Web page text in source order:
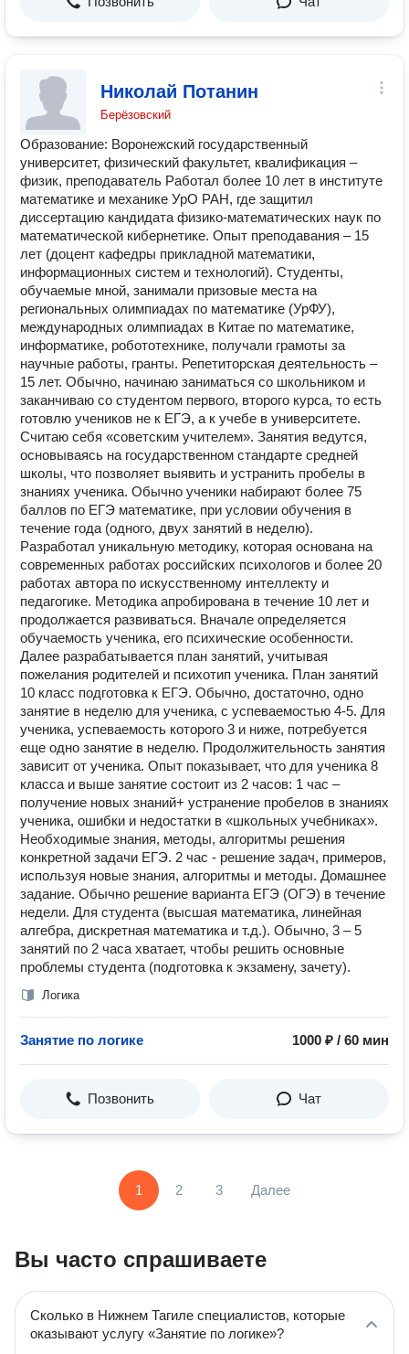
Николай Потанин
Берёзовский
Образование: Воронежский государственный
университет, физический факультет, квалификация –
физик, преподаватель Работал более 10 лет в институте
математике и механике УрО РАН, где защитил
диссертацию кандидата физико-математических наук по
математической кибернетике. Опыт преподавания – 15
лет (доцент кафедры прикладной математики,
информационных систем и технологий). Студенты,
обучаемые мной, занимали призовые места на
региональных олимпиадах по математике (УрФУ),
международных олимпиадах в Китае по математике,
информатике, робототехнике, получали грамоты за
научные работы, гранты. Репетиторская деятельность –
15 лет. Обычно, начинаю заниматься со школьником и
заканчиваю со студентом первого, второго курса, то есть
готовлю учеников не к ЕГЭ, а к учебе в университете.
Считаю себя «советским учителем». Занятия ведутся,
основываясь на государственном стандарте средней
школы, что позволяет выявить и устранить пробелы в
знаниях ученика. Обычно ученики набирают более 75
баллов по ЕГЭ математике, при условии обучения в
течение года (одного, двух занятий в неделю).
Разработал уникальную методику, которая основана на
современных работах российских психологов и более 20
работах автора по искусственному интеллекту и
педагогике. Методика апробирована в течение 10 лет и
продолжается развиваться. Вначале определяется
обучаемость ученика, его психические особенности.
Далее разрабатывается план занятий, учитывая
пожелания родителей и психотип ученика. План занятий
10 класс подготовка к ЕГЭ. Обычно, достаточно, одно
занятие в неделю для ученика, с успеваемостью 4-5. Для
ученика, успеваемость которого 3 и ниже, потребуется
еще одно занятие в неделю. Продолжительность занятия
зависит от ученика. Опыт показывает, что для ученика 8
класса и выше занятие состоит из 2 часов: 1 час –
получение новых знаний+ устранение пробелов в знаниях
ученика, ошибки и недостатки в «школьных учебниках».
Необходимые знания, методы, алгоритмы решения
конкретной задачи ЕГЭ. 2 час - решение задач, примеров,
используя новые знания, алгоритмы и методы. Домашнее
задание. Обычно решение варианта ЕГЭ (ОГЭ) в течение
недели. Для студента (высшая математика, линейная
алгебра, дискретная математика и т.д.). Обычно, 3 – 5
занятий по 2 часа хватает, чтобы решить основные
проблемы студента (подготовка к экзамену, зачету).
Логика
Занятие по логике 1000 ₽ / 60 мин
Позвонить Чат
1 2 3 Далее
Вы часто спрашиваете
Сколько в Нижнем Тагиле специалистов, которые
оказывают услугу «Занятие по логике»?